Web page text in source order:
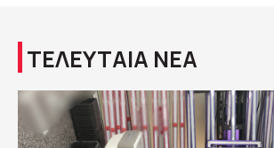
ΤΕΛΕΥΤΑΙΑ ΝΕΑ